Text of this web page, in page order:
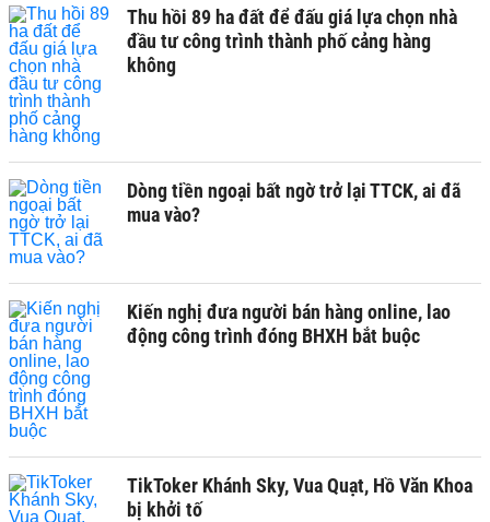
Thu hồi 89 ha đất để đấu giá lựa chọn nhà
đầu tư công trình thành phố cảng hàng
không
Dòng tiền ngoại bất ngờ trở lại TTCK, ai đã
mua vào?
Kiến nghị đưa người bán hàng online, lao
động công trình đóng BHXH bắt buộc
TikToker Khánh Sky, Vua Quạt, Hồ Văn Khoa
bị khởi tố